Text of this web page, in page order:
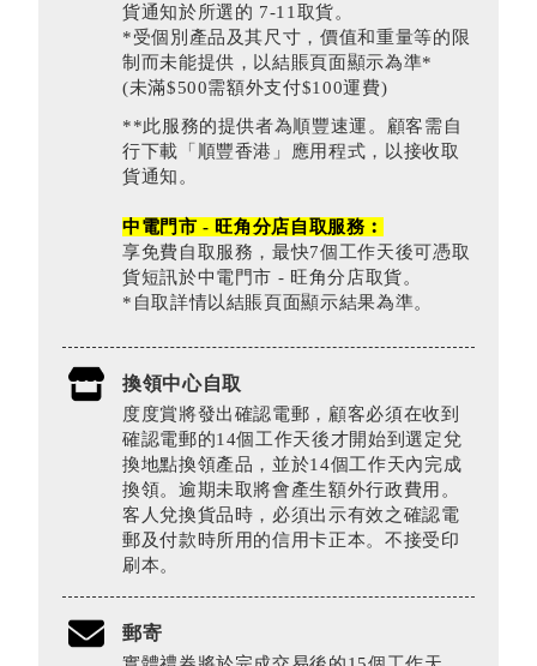
貨通知於所選的 7-11取貨。
*受個別產品及其尺寸，價值和重量等的限
制而未能提供，以結賬頁面顯示為準*
(未滿$500需額外支付$100運費)
**此服務的提供者為順豐速運。顧客需自
行下載「順豐香港」應用程式，以接收取
貨通知。
中電門市 - 旺角分店自取服務︰
享免費自取服務，最快7個工作天後可憑取
貨短訊於中電門市 - 旺角分店取貨。
*自取詳情以結賬頁面顯示結果為準。
換領中心自取
度度賞將發出確認電郵，顧客必須在收到
確認電郵的14個工作天後才開始到選定兌
換地點換領產品，並於14個工作天內完成
換領。逾期未取將會產生額外行政費用。
客人兌換貨品時，必須出示有效之確認電
郵及付款時所用的信用卡正本。不接受印
刷本。
郵寄